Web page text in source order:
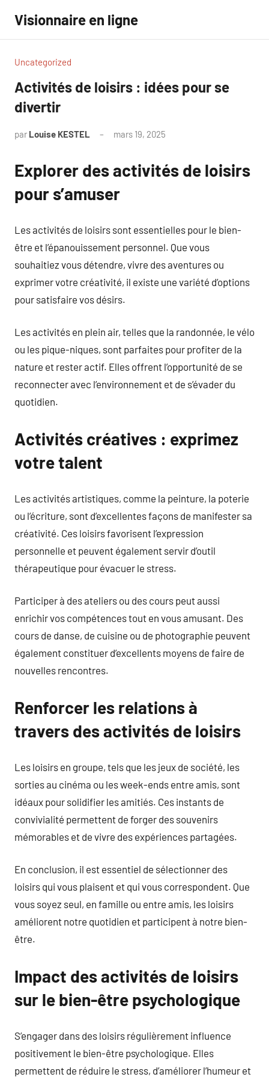
contenu
Visionnaire en ligne
Uncategorized
Activités de loisirs : idées pour se
divertir
par Louise KESTEL mars 19, 2025
Explorer des activités de loisirs
pour s’amuser
Les activités de loisirs sont essentielles pour le bien-
être et l’épanouissement personnel. Que vous
souhaitiez vous détendre, vivre des aventures ou
exprimer votre créativité, il existe une variété d’options
pour satisfaire vos désirs.
Les activités en plein air, telles que la randonnée, le vélo
ou les pique-niques, sont parfaites pour profiter de la
nature et rester actif. Elles offrent l’opportunité de se
reconnecter avec l’environnement et de s’évader du
quotidien.
Activités créatives : exprimez
votre talent
Les activités artistiques, comme la peinture, la poterie
ou l’écriture, sont d’excellentes façons de manifester sa
créativité. Ces loisirs favorisent l’expression
personnelle et peuvent également servir d’outil
thérapeutique pour évacuer le stress.
Participer à des ateliers ou des cours peut aussi
enrichir vos compétences tout en vous amusant. Des
cours de danse, de cuisine ou de photographie peuvent
également constituer d’excellents moyens de faire de
nouvelles rencontres.
Renforcer les relations à
travers des activités de loisirs
Les loisirs en groupe, tels que les jeux de société, les
sorties au cinéma ou les week-ends entre amis, sont
idéaux pour solidifier les amitiés. Ces instants de
convivialité permettent de forger des souvenirs
mémorables et de vivre des expériences partagées.
En conclusion, il est essentiel de sélectionner des
loisirs qui vous plaisent et qui vous correspondent. Que
vous soyez seul, en famille ou entre amis, les loisirs
améliorent notre quotidien et participent à notre bien-
être.
Impact des activités de loisirs
sur le bien-être psychologique
S’engager dans des loisirs régulièrement influence
positivement le bien-être psychologique. Elles
permettent de réduire le stress, d’améliorer l’humeur et